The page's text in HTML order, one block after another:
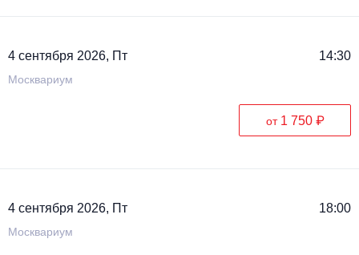
4 сентября 2026, Пт 14:30
Москвариум
от 1 750 ₽
4 сентября 2026, Пт 18:00
Москвариум